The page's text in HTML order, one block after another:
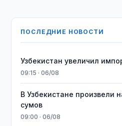
ПОСЛЕДНИЕ НОВОСТИ
Узбекистан увеличил
09:15 · 06/08
В Узбекистане произвели
сумов
09:00 · 06/08